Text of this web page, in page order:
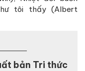
tôi thấy (Albert
bản Tri thức